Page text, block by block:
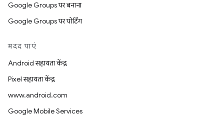
Google Groups पर बनाना
Google Groups पर पोर्टिंग
मदद पाएं
Android सहायता केंद्र
Pixel सहायता केंद्र
www.android.com
Google Mobile Services